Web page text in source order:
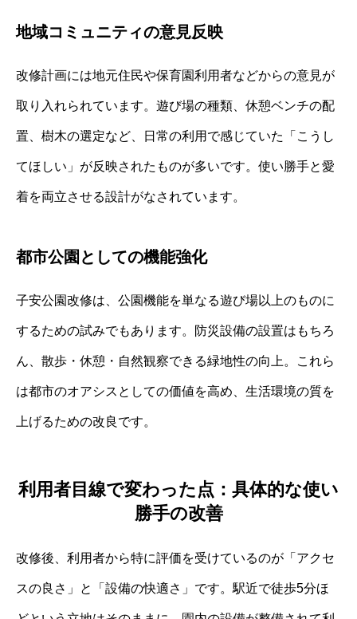
地域コミュニティの意見反映
改修計画には地元住民や保育園利用者などからの意見が
取り入れられています。遊び場の種類、休憩ベンチの配
置、樹木の選定など、日常の利用で感じていた「こうし
てほしい」が反映されたものが多いです。使い勝手と愛
着を両立させる設計がなされています。
都市公園としての機能強化
子安公園改修は、公園機能を単なる遊び場以上のものに
するための試みでもあります。防災設備の設置はもちろ
ん、散歩・休憩・自然観察できる緑地性の向上。これら
は都市のオアシスとしての価値を高め、生活環境の質を
上げるための改良です。
利用者目線で変わった点：具体的な使い
勝手の改善
改修後、利用者から特に評価を受けているのが「アクセ
スの良さ」と「設備の快適さ」です。駅近で徒歩5分ほ